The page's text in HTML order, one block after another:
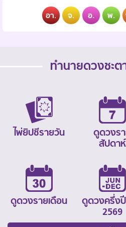
อา. จ. อ. พ.
ทำนายดวงชะต
ไพ่ยิปซีรายวัน
ดูดวงร
สัปดาห์
ดูดวงรายเดือน
ดูดวงครึ่ง
2569